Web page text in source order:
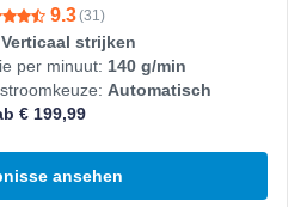
9.3(31 )
Verticaal strijken
per minuut: 140 g/min
Automatisch
€ 199,99
ansehen